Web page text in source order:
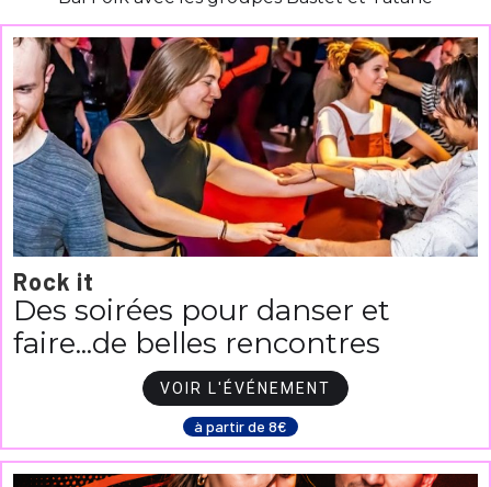
Rock it
Des soirées pour danser et
faire...de belles rencontres
VOIR L'ÉVÉNEMENT
à partir de 8€